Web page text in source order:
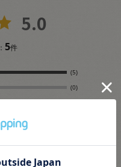
5.0
5件
(5)
(0)